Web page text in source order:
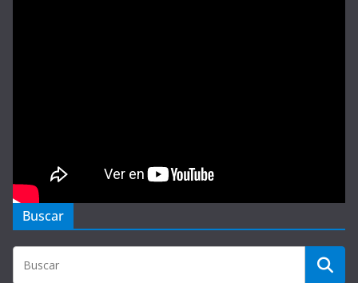
Buscar